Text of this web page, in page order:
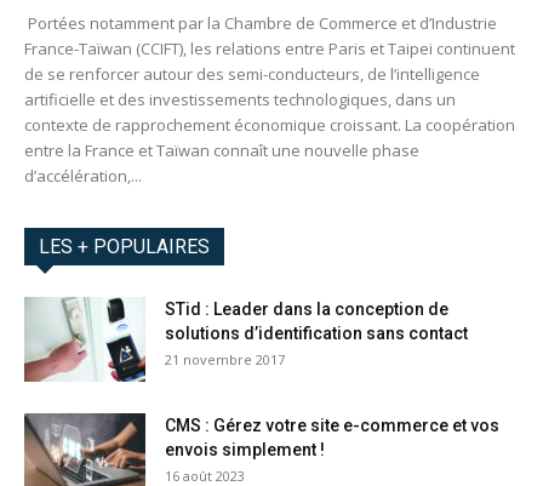
Portées notamment par la Chambre de Commerce et d’Industrie
France-Taïwan (CCIFT), les relations entre Paris et Taipei continuent
de se renforcer autour des semi-conducteurs, de l’intelligence
artificielle et des investissements technologiques, dans un
contexte de rapprochement économique croissant. La coopération
entre la France et Taïwan connaît une nouvelle phase
d’accélération,...
LES + POPULAIRES
STid : Leader dans la conception de
solutions d’identification sans contact
21 novembre 2017
CMS : Gérez votre site e-commerce et vos
envois simplement !
16 août 2023